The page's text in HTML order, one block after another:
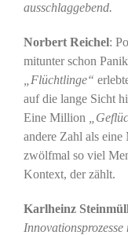
ausschlaggebend.
Norbert Reichel:
mitunter schon
„Flüchtlinge“
auf die lange Sicht
Eine Million
andere Zahl als
zwölfmal so viel
Kontext, der zählt.
Karlheinz